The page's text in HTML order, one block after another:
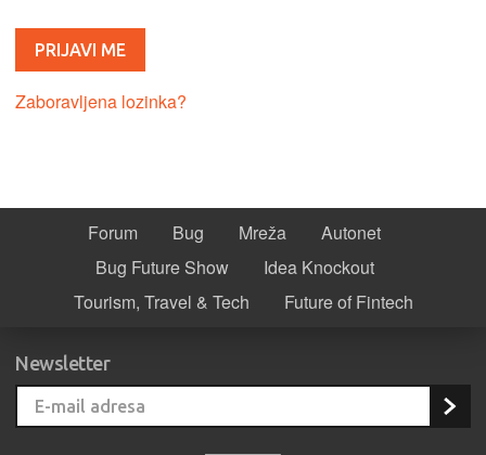
Zaboravljena lozinka?
Forum Bug Mreža
Autonet
Bug Future Show
Idea Knockout
Tourism, Travel & Tech
Future of Fintech
Newsletter